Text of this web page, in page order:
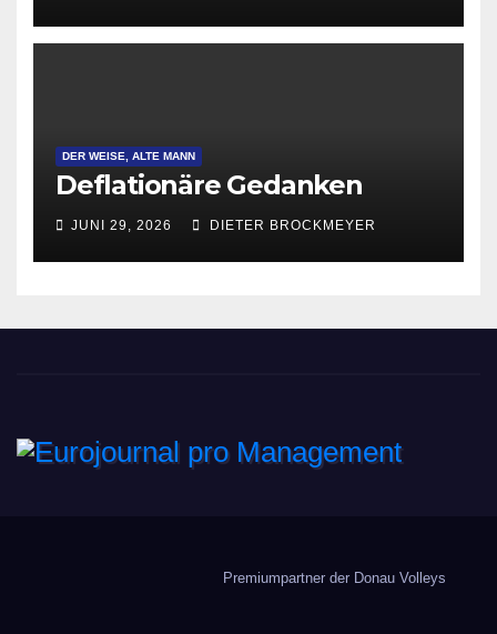
DER WEISE, ALTE MANN
Deflationäre Gedanken
JUNI 29, 2026 DIETER BROCKMEYER
Premiumpartner der Donau Volleys